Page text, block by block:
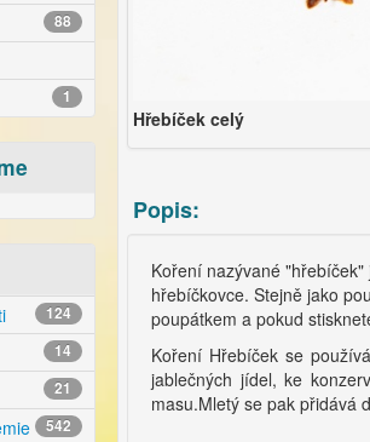
88
1
124
14
21
542
Hřebíček celý
Popis:
Koření nazývané
hřebíčkovce. Stejně jako
poupátkem a pokud
Koření Hřebíček se
jablečných jídel, ke
masu.Mletý se pak přidává